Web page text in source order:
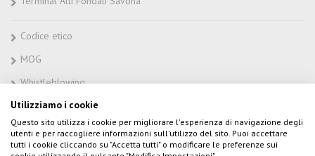
Codice etico
MOG
Whistleblowing
Utilizziamo i cookie
Questo sito utilizza i cookie per migliorare l'esperienza di navigazione degli
utenti e per raccogliere informazioni sull'utilizzo del sito. Puoi accettare
tutti i cookie cliccando su "Accetta tutti" o modificare le preferenze sui